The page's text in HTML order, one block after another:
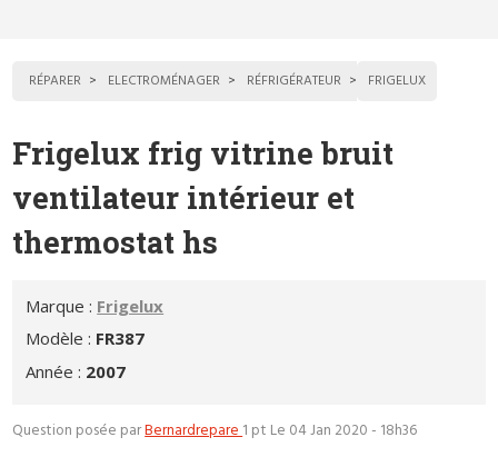
RÉPARER ELECTROMÉNAGER RÉFRIGÉRATEUR FRIGELUX
Frigelux frig vitrine bruit
ventilateur intérieur et
thermostat hs
Marque : Frigelux
Modèle : FR387
Année : 2007
Question posée parBernardrepare1 pt Le 04 Jan 2020 - 18h36